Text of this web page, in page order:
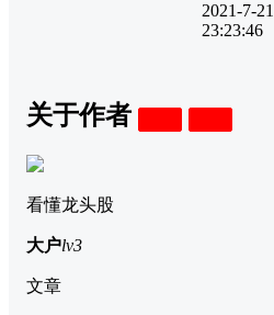
2021-7-21
23:23:46
关于作者
看懂龙头股
大户lv3
文章